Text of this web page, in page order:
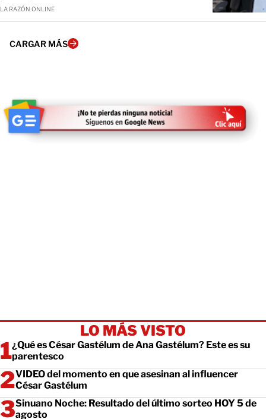
LA RAZÓN ONLINE
CARGAR MÁS
LO MÁS VISTO
¿Qué es César Gastélum de Ana Gastélum? Este es su
parentesco
VIDEO del momento en que asesinan al influencer
César Gastélum
Sinuano Noche: Resultado del último sorteo HOY 5 de
agosto